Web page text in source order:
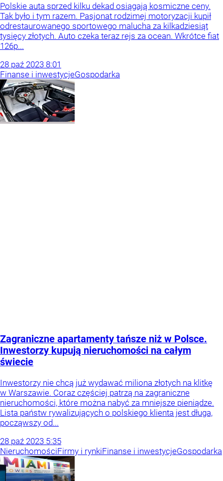
Polskie auta sprzed kilku dekad osiągają kosmiczne ceny.
Tak było i tym razem. Pasjonat rodzimej motoryzacji kupił
odrestaurowanego sportowego malucha za kilkadziesiąt
tysięcy złotych. Auto czeka teraz rejs za ocean. Wkrótce fiat
126p...
28 paź 2023 8:01
Finanse i inwestycjeGospodarka
Zagraniczne apartamenty tańsze niż w Polsce.
Inwestorzy kupują nieruchomości na całym
świecie
Inwestorzy nie chcą już wydawać miliona złotych na klitkę
w Warszawie. Coraz częściej patrzą na zagraniczne
nieruchomości, które można nabyć za mniejsze pieniądze.
Lista państw rywalizujących o polskiego klienta jest długa,
począwszy od...
28 paź 2023 5:35
NieruchomościFirmy i rynkiFinanse i inwestycjeGospodarka